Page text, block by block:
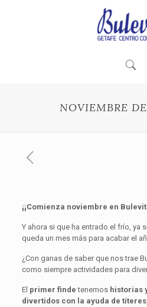
NOVIEMBRE
¡¡Comienza noviembre en
Y ahora si que ha entrado el frío, ya
queda un mes más para acabar el
¿Con ganas de saber que nos trae
como siempre actividades para
El primer finde tenemos historias
divertidos con la ayuda de títeres